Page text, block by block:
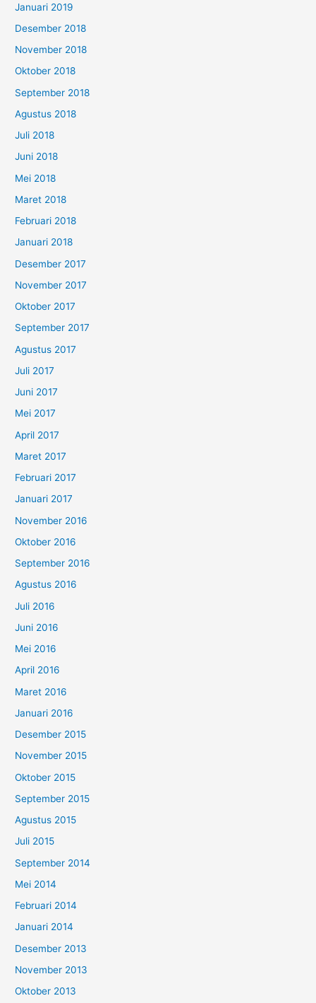
Januari 2019
Desember 2018
November 2018
Oktober 2018
September 2018
Agustus 2018
Juli 2018
Juni 2018
Mei 2018
Maret 2018
Februari 2018
Januari 2018
Desember 2017
November 2017
Oktober 2017
September 2017
Agustus 2017
Juli 2017
Juni 2017
Mei 2017
April 2017
Maret 2017
Februari 2017
Januari 2017
November 2016
Oktober 2016
September 2016
Agustus 2016
Juli 2016
Juni 2016
Mei 2016
April 2016
Maret 2016
Januari 2016
Desember 2015
November 2015
Oktober 2015
September 2015
Agustus 2015
Juli 2015
September 2014
Mei 2014
Februari 2014
Januari 2014
Desember 2013
November 2013
Oktober 2013